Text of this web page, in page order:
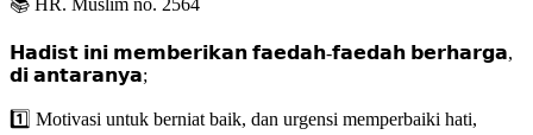
𝗛𝗮𝗱𝗶𝘀𝘁 𝗶𝗻𝗶 𝗺𝗲𝗺𝗯𝗲𝗿𝗶𝗸𝗮𝗻 𝗳𝗮𝗲𝗱𝗮𝗵-𝗳𝗮𝗲𝗱𝗮𝗵 𝗯𝗲𝗿𝗵𝗮𝗿𝗴𝗮,
𝗱𝗶 𝗮𝗻𝘁𝗮𝗿𝗮𝗻𝘆𝗮;
1️⃣ Motivasi untuk berniat baik, dan urgensi memperbaiki hati,